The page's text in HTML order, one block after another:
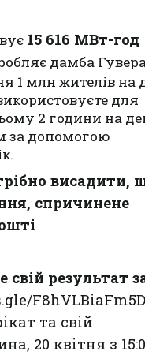
15 616 МВт-год
дамба
1 млн жителів на
для
2 години на
за допомогою
висадити,
спричинене
свій результат
та свій
20 квітня з